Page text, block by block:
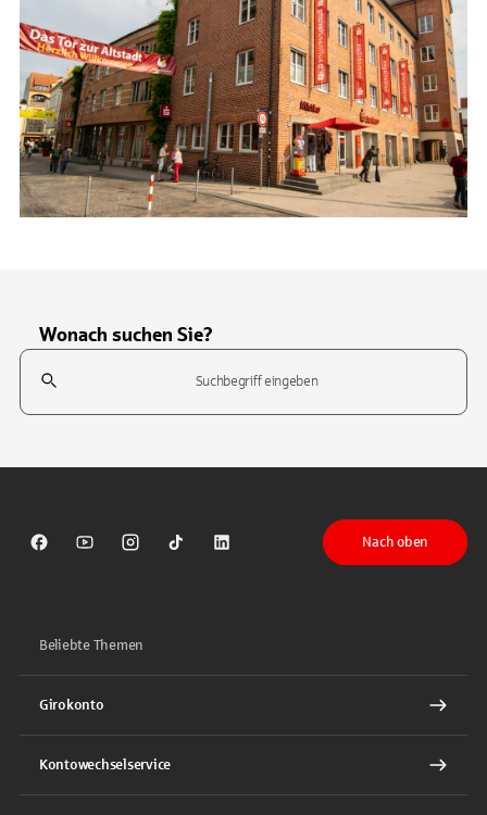
Wonach suchen Sie?
Suchfeld
Sparkasse auf Facebook
Sparkasse auf Youtube
Sparkasse auf Instagram
Sparkasse auf TikTok
Sparkasse auf LinkedIn
Nach oben
Beliebte Themen
Girokonto
Kontowechselservice